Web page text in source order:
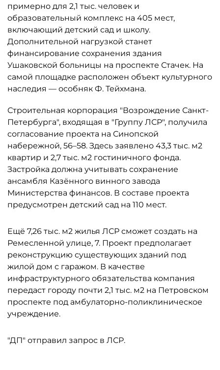
примерно для 2,1 тыс. человек и
образовательный комплекс на 405 мест,
включающий детский сад и школу.
Дополнительной нагрузкой станет
финансирование сохранения здания
Ушаковской больницы на проспекте Стачек. На
самой площадке расположен объект культурного
наследия — особняк Ф. Тейхмана.
Строительная корпорация "Возрождение Санкт-
Петербурга", входящая в "Группу ЛСР", получила
согласование проекта на Синопской
набережной, 56–58. Здесь заявлено 43,3 тыс. м2
квартир и 2,7 тыс. м2 гостиничного фонда.
Застройка должна учитывать сохранение
ансамбля Казённого винного завода
Министерства финансов. В составе проекта
предусмотрен детский сад на 110 мест.
Ещё 7,26 тыс. м2 жилья ЛСР сможет создать на
Ремесленной улице, 7. Проект предполагает
реконструкцию существующих зданий под
жилой дом с гаражом. В качестве
инфраструктурного обязательства компания
передаст городу почти 2,1 тыс. м2 на Петровском
проспекте под амбулаторно-поликлиническое
учреждение.
"ДП" отправил запрос в ЛСР.